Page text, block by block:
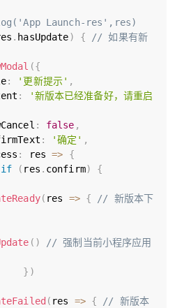
Launch-res',res)
. hasUpdate) {
// 如果有新
({
: '更新提示' ,
content
:
'新版本已经准备好，请重启
showCancel
: false ,
confirmText
: '确定' ,
success
: res =>
{
if
( res . confirm) {
( res => {
// 新版本下
( )
// 强制当前小程序应用
} )
( res => {
// 新版本